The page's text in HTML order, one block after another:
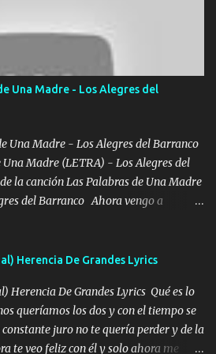
Aquí Pura GENTE DE LA RANA 🐸
EN LA CIUDAD TIJUANA Música Al
atento a cualquier necesidad no porque
confiamos al andar y nunca con la
tropezar Cuando ando de enamorado
Una Madre - Los Alegres del
Una Madre - Los Alegres del Barranco
Madre (LETRA) - Los Alegres del
la canción Las Palabras de Una Madre
del Barranco Ahora vengo a
ya este con Dios el destino así lo
a vernos El recuerdo que yo
en mi corazón me llevo lo mismo que
triste porque no puedo mirarte, mas se
Herencia De Grandes Lyrics
Herencia De Grandes Lyrics Qué es lo
queríamos los dos y con el tiempo se
juro no te quería perder y de la
te veo feliz con él y solo ahora me